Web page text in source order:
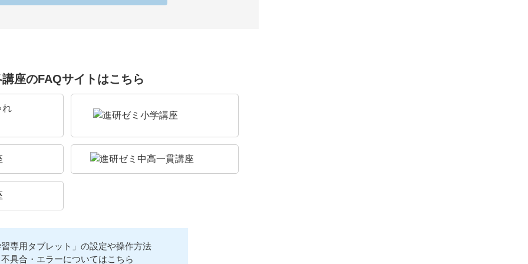
座のFAQサイトはこちら
専用タブレット」の設定や操作方法
不具合・エラーについてはこちら